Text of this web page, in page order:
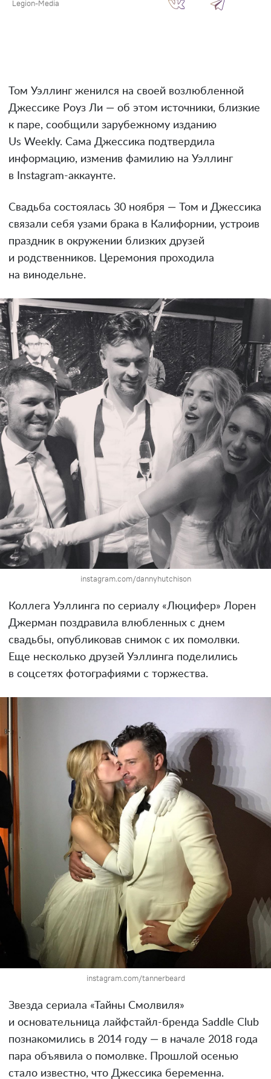
Legion-Media
Том Уэллинг женился на своей возлюбленной
Джессике Роуз Ли — об этом источники, близкие
к паре, сообщили зарубежному изданию
Us Weekly. Сама Джессика подтвердила
информацию, изменив фамилию на Уэллинг
в Instagram-аккаунте.
Свадьба состоялась 30 ноября — Том и Джессика
связали себя узами брака в Калифорнии, устроив
праздник в окружении близких друзей
и родственников. Церемония проходила
на винодельне.
instagram.com/dannyhutchison
Коллега Уэллинга по сериалу «Люцифер» Лорен
Джерман поздравила влюбленных с днем
свадьбы, опубликовав снимок с их помолвки.
Еще несколько друзей Уэллинга поделились
в соцсетях фотографиями с торжества.
instagram.com/tannerbeard
Звезда сериала «Тайны Смолвиля»
и основательница лайфстайл-бренда Saddle Club
познакомились в 2014 году — в начале 2018 года
пара объявила о помолвке. Прошлой осенью
стало известно, что Джессика беременна.